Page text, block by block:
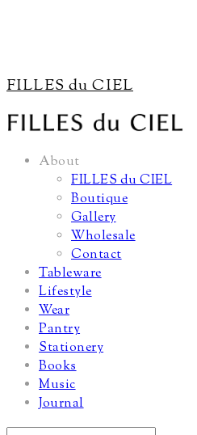
FILLES du CIEL
About
FILLES du CIEL
Boutique
Gallery
Wholesale
Contact
Tableware
Lifestyle
Wear
Pantry
Stationery
Books
Music
Journal